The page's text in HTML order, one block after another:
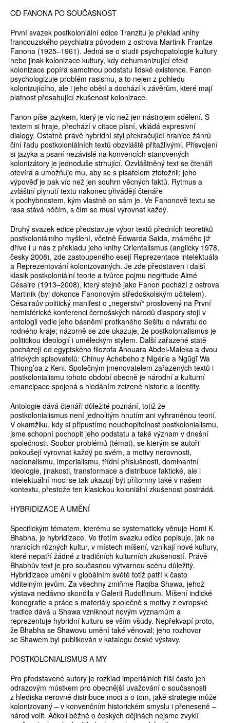
OD FANONA PO SOUČASNOST
První svazek postkoloniální edice Tranzitu je překlad knihy
francouzského psychiatra původem z ostrova Martinik Frantze
Fanona (1925–1961). Jedná se o studii psychopatologie kultury
nebo jinak kolonizace kultury, kdy dehumanizující efekt
kolonizace popírá samotnou podstatu lidské existence. Fanon
psychologizuje problém rasismu, a to nejen z pohledu
kolonizujícího, ale i jeho obětí a dochází k závěrům, které mají
platnost přesahující zkušenost kolonizace.
Fanon píše jazykem, který je víc než jen nástrojem sdělení. S
textem si hraje, přechází v citace písní, vkládá expresivní
dialogy. Ostatně právě hybridní styl překračující hranice žánrů
činí řadu postkoloniálních textů obzvláště přitažlivými. Přisvojení
si jazyka a psaní nezávislé na konvencích stanovených
kolonizátory je jednoduše strhující. Ozvláštněný text se čtenáři
otevírá a umožňuje mu, aby se s pisatelem ztotožnil; jeho
výpověď je pak víc než jen souhrn věcných faktů. Rytmus a
zvláštní plynutí textu nakonec přivádějí čtenáře
k pochybnostem, kým vlastně on sám je. Ve Fanonově textu se
rasa stává něčím, s čím se musí vyrovnat každý.
Druhý svazek edice představuje výbor textů předních teoretiků
postkoloniálního myšlení, včetně Edwarda Saida, známého již
dříve i u nás z překladu jeho knihy Orientalismus (anglicky 1978,
česky 2008), zde zastoupeného esejí Reprezentace intelektuála
a Reprezentování kolonizovaných. Je zde představen i další
klasik postkoloniální teorie a tvůrce pojmu negritude Aimé
Césaire (1913–2008), který stejně jako Fanon pochází z ostrova
Martinik (byl dokonce Fanonovým středoškolským učitelem).
Césairaův politický manifest o „negerství“ proslovený na První
hemisférické konferenci černošských národů diaspory stojí v
antologii vedle jeho básněmi protkaného Sešitu o návratu do
rodného kraje; názorně se zde ukazuje, že postkolonialismus je
politickou ideologií i uměleckým stylem. Další zařazené statě
pocházejí od egyptského filozofa Anouara Abdel-Maleka a dvou
afrických spisovatelů: Chinuy Achebeho z Nigérie a Ngūgī Wa
Thiong’oa z Keni. Společným jmenovatelem zařazených textů i
postkolonialismu tohoto období obecně je národní a kulturní
emancipace spojená s hledáním zcizené historie a identity.
Antologie dává čtenáři důležité poznání, totiž že
postkolonialismus není jednolitým hnutím ani vyhraněnou teorií.
V okamžiku, kdy si připustíme neuchopitelnost postkolonialismu,
jsme schopní pochopit jeho podstatu a také význam v dnešní
společnosti. Soubor problémů (témat), se kterým se autoři
pokoušejí vyrovnat každý po svém, a motivy nerovnosti,
nacionalismu, imperialismu, třídní příslušnosti, dominantní
ideologie, jinakosti, transformace a distribuce faktické, ale i
intelektuální moci se tak ukazují být přítomny také v našem
kontextu, přestože ten klasickou koloniální zkušenost postrádá.
HYBRIDIZACE A UMĚNÍ
Specifickým tématem, kterému se systematicky věnuje Homi K.
Bhabha, je hybridizace. Ve třetím svazku edice popisuje, jak na
hranicích různých kultur, v místech míšení, vznikají nové kultury,
které nepatří žádné z tradičních kulturních zkušeností. Právě
Bhabhův text je pro současnou výtvarnou scénu důležitý.
Hybridizace umění v globálním světě totiž patří k často
viditelným jevům. Za všechny zmiňme Raqiba Shawa, jehož
výstava nedávno skončila v Galerii Rudolfinum. Míšení indické
ikonografie a práce s materiály společně s motivy z evropské
tradice dává u Shawa vzniknout novým významům a
reprezentuje hybridní kulturu se vším všudy. Nepřekvapí proto,
že Bhabha se Shawovu umění také věnoval; jeho rozhovor
se Shawem byl publikován v katalogu české výstavy.
POSTKOLONIALISMUS A MY
Pro představené autory je rozklad imperiálních říší často jen
odrazovým můstkem pro obecnější uvažování o současnosti
z hlediska nerovné distribuce moci a o tom, jaké strategie může
kolonizovaný – v konvenčním historickém smyslu i přeneseně –
národ volit. Ačkoli běžně o českých dějinách nejsme zvyklí